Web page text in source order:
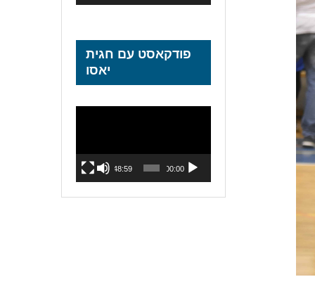
פודקאסט עם חגית
יאסו
00:00
48:59